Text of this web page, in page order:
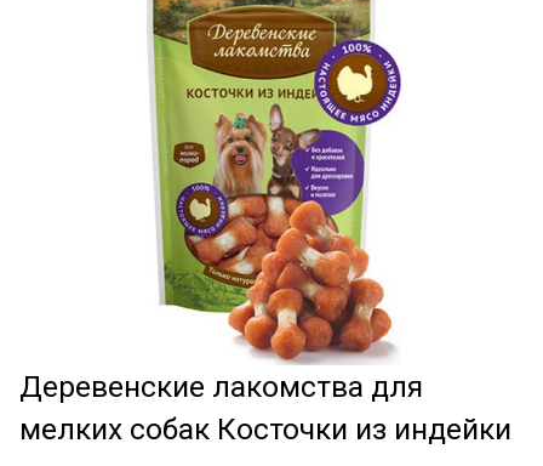
Деревенские лакомства для
мелких собак Косточки из индейки